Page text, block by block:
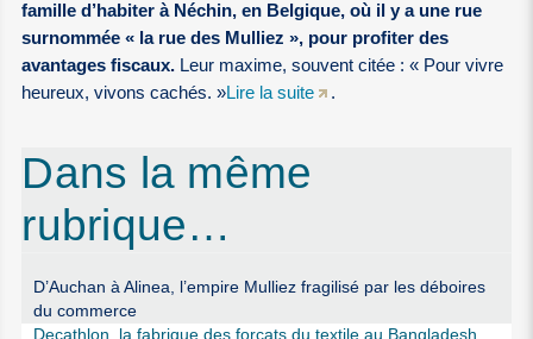
famille d’habiter à Néchin, en Belgique, où il y a une rue
surnommée « la rue des Mulliez », pour profiter des
avantages fiscaux. Leur maxime, souvent citée : « Pour vivre
heureux, vivons cachés. »Lire la suite .
Dans la même
rubrique…
D’Auchan à Alinea, l’empire Mulliez fragilisé par les déboires
du commerce
Decathlon, la fabrique des forçats du textile au Bangladesh